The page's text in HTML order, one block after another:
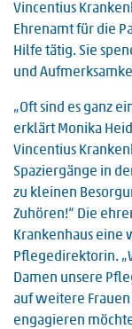
Vincentius
Ehrenamt für die
Hilfe tätig. Sie
und
„Oft sind es ganz
erklärt Monika
Vincentius
Spaziergänge in
zu kleinen
Zuhören!“ Die
Krankenhaus eine
Pflegedirektorin.
Damen unsere
auf weitere
engagieren